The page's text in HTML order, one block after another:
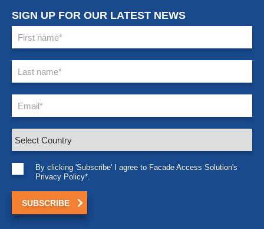
SIGN UP FOR OUR LATEST NEWS
By clicking 'Subscribe' I agree to Facade Access Solution's
Privacy Policy*.